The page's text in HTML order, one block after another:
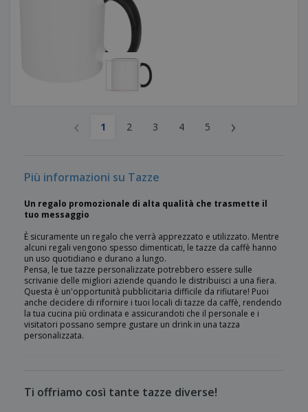
‹ 1 2 3 4 5 ›
Più informazioni su Tazze
Un regalo promozionale di alta qualità che trasmette il
tuo messaggio
È sicuramente un regalo che verrà apprezzato e utilizzato. Mentre
alcuni regali vengono spesso dimenticati, le tazze da caffè hanno
un uso quotidiano e durano a lungo.
Pensa, le tue tazze personalizzate potrebbero essere sulle
scrivanie delle migliori aziende quando le distribuisci a una fiera.
Questa è un'opportunità pubblicitaria difficile da rifiutare! Puoi
anche decidere di rifornire i tuoi locali di tazze da caffè, rendendo
la tua cucina più ordinata e assicurandoti che il personale e i
visitatori possano sempre gustare un drink in una tazza
personalizzata.
Ti offriamo così tante tazze diverse!